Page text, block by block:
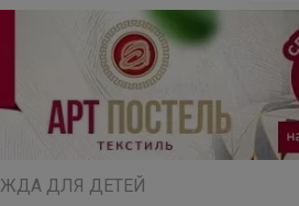
ДЛЯ ДЕТЕЙ